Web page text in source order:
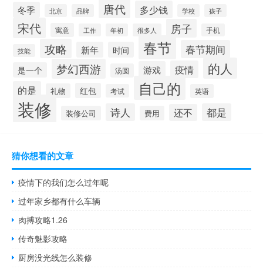
冬季 北京 品牌 唐代 多少钱 学校 孩子
宋代 寓意 工作 年初 很多人 房子 手机
技能 攻略 新年 时间 春节 春节期间
是一个 梦幻西游 汤圆 游戏 疫情 的人
的是 礼物 红包 考试 自己的 英语
装修 装修公司 诗人 费用 还不 都是
猜你想看的文章
疫情下的我们怎么过年呢
过年家乡都有什么车辆
肉搏攻略1.26
传奇魅影攻略
厨房没光线怎么装修